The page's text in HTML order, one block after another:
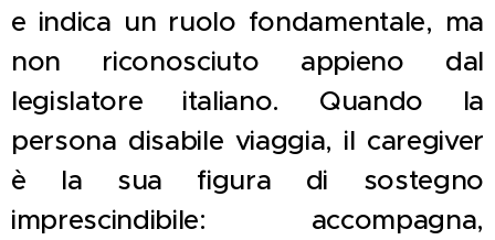
e indica un ruolo fondamentale, ma
non riconosciuto appieno dal
legislatore italiano. Quando la
persona disabile viaggia, il caregiver
è la sua figura di sostegno
imprescindibile: accompagna,